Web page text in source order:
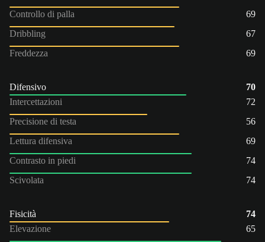
Controllo di palla
69
Dribbling
67
Freddezza
69
Difensivo
70
Intercettazioni
72
Precisione di testa
56
Lettura difensiva
69
Contrasto in piedi
74
Scivolata
74
Fisicità
74
Elevazione
65